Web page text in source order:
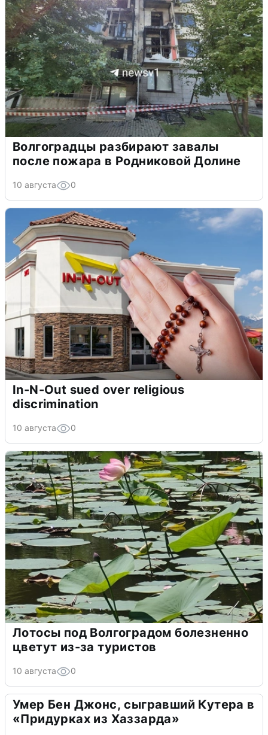
Волгоградцы разбирают завалы
после пожара в Родниковой Долине
10 августа 0
In-N-Out sued over religious
discrimination
10 августа 0
Лотосы под Волгоградом болезненно
цветут из-за туристов
10 августа 0
Умер Бен Джонс, сыгравший Кутера в
«Придурках из Хаззарда»